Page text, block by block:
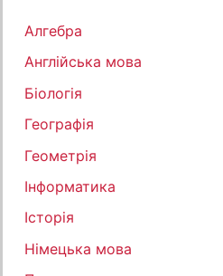
Алгебра
Англійська мова
Біологія
Географія
Геометрія
Інформатика
Історія
Німецька мова